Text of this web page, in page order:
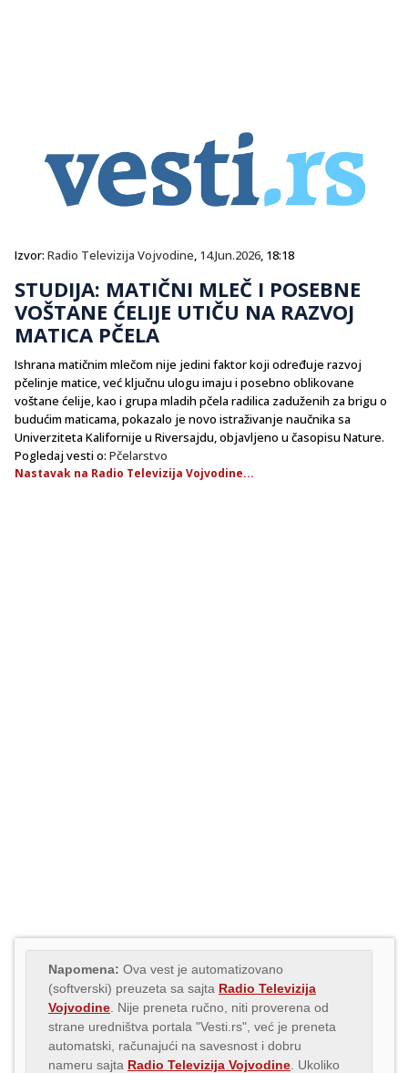
Izvor: Radio Televizija Vojvodine, 14.Jun.2026, 18:18
STUDIJA: MATIČNI MLEČ I POSEBNE
VOŠTANE ĆELIJE UTIČU NA RAZVOJ
MATICA PČELA
Ishrana matičnim mlečom nije jedini faktor koji određuje razvoj
pčelinje matice, već ključnu ulogu imaju i posebno oblikovane
voštane ćelije, kao i grupa mladih pčela radilica zaduženih za brigu o
budućim maticama, pokazalo je novo istraživanje naučnika sa
Univerziteta Kalifornije u Riversajdu, objavljeno u časopisu Nature.
Pogledaj vesti o: Pčelarstvo
Nastavak na Radio Televizija Vojvodine...
Napomena: Ova vest je automatizovano
(softverski) preuzeta sa sajta Radio Televizija
Vojvodine . Nije preneta ručno, niti proverena od
strane uredništva portala "Vesti.rs", već je preneta
automatski, računajući na savesnost i dobru
nameru sajta Radio Televizija Vojvodine . Ukoliko